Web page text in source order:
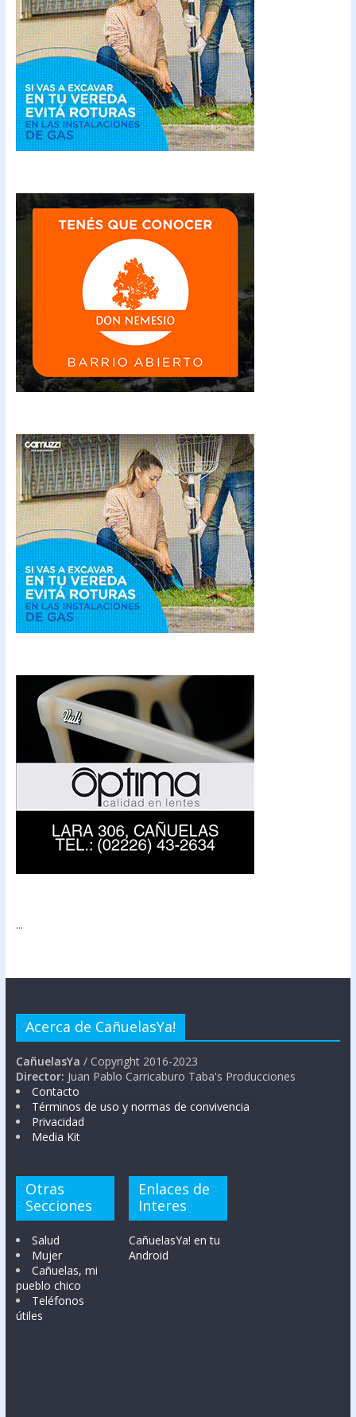
...
Acerca de CañuelasYa!
CañuelasYa / Copyright 2016-2023
Director: Juan Pablo Carricaburo Taba's Producciones
Contacto
Términos de uso y normas de convivencia
Privacidad
Media Kit
Otras
Secciones
Salud
Mujer
Cañuelas, mi
pueblo chico
Teléfonos
útiles
Enlaces de
Interes
CañuelasYa! en tu
Android